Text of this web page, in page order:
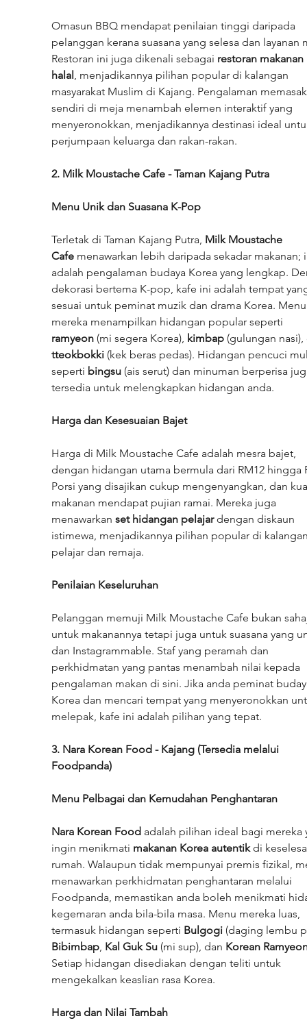
Omasun BBQ mendapat penilaian tinggi daripada
pelanggan kerana suasana yang selesa dan layanan
Restoran ini juga dikenali sebagai restoran
halal, menjadikannya pilihan popular di kalangan
masyarakat Muslim di Kajang. Pengalaman
sendiri di meja menambah elemen interaktif yang
menyeronokkan, menjadikannya destinasi ideal
perjumpaan keluarga dan rakan-rakan.
2. Milk Moustache Cafe - Taman Kajang Putra
Menu Unik dan Suasana K-Pop
Terletak di Taman Kajang Putra, Milk Moustache
Cafe menawarkan lebih daripada sekadar makanan;
adalah pengalaman budaya Korea yang lengkap.
dekorasi bertema K-pop, kafe ini adalah tempat
sesuai untuk peminat muzik dan drama Korea.
mereka menampilkan hidangan popular seperti
ramyeon (mi segera Korea), kimbap (gulungan
tteokbokki (kek beras pedas). Hidangan pencuci
seperti bingsu (ais serut) dan minuman berperisa
tersedia untuk melengkapkan hidangan anda.
Harga dan Kesesuaian Bajet
Harga di Milk Moustache Cafe adalah mesra bajet,
dengan hidangan utama bermula dari RM12 hingga
Porsi yang disajikan cukup mengenyangkan, dan
makanan mendapat pujian ramai. Mereka juga
menawarkan set hidangan pelajar dengan diskaun
istimewa, menjadikannya pilihan popular di
pelajar dan remaja.
Penilaian Keseluruhan
Pelanggan memuji Milk Moustache Cafe bukan
untuk makanannya tetapi juga untuk suasana yang
dan Instagrammable. Staf yang peramah dan
perkhidmatan yang pantas menambah nilai kepada
pengalaman makan di sini. Jika anda peminat
Korea dan mencari tempat yang menyeronokkan
melepak, kafe ini adalah pilihan yang tepat.
3. Nara Korean Food - Kajang (Tersedia melalui
Foodpanda)
Menu Pelbagai dan Kemudahan Penghantaran
Nara Korean Food adalah pilihan ideal bagi mereka
ingin menikmati makanan Korea autentik di
rumah. Walaupun tidak mempunyai premis fizikal,
menawarkan perkhidmatan penghantaran melalui
Foodpanda, memastikan anda boleh menikmati
kegemaran anda bila-bila masa. Menu mereka luas,
termasuk hidangan seperti Bulgogi (daging lembu
Bibimbap, Kal Guk Su (mi sup), dan Korean
Setiap hidangan disediakan dengan teliti untuk
mengekalkan keaslian rasa Korea.
Harga dan Nilai Tambah